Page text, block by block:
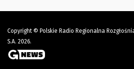
Copyright © Polskie Radio Regionalna
S.A. 2026.